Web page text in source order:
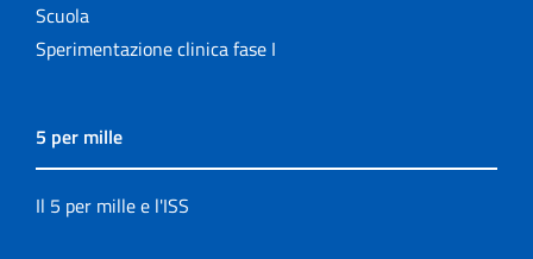
Scuola
Sperimentazione clinica fase I
5 per mille
Il 5 per mille e l'ISS